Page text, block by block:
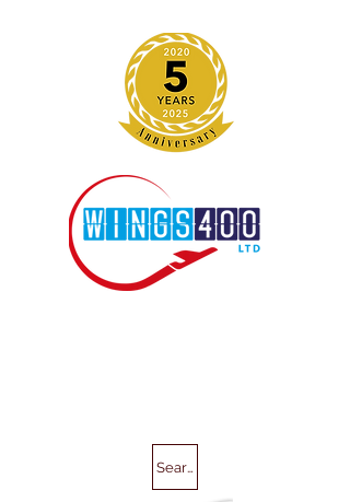
Search